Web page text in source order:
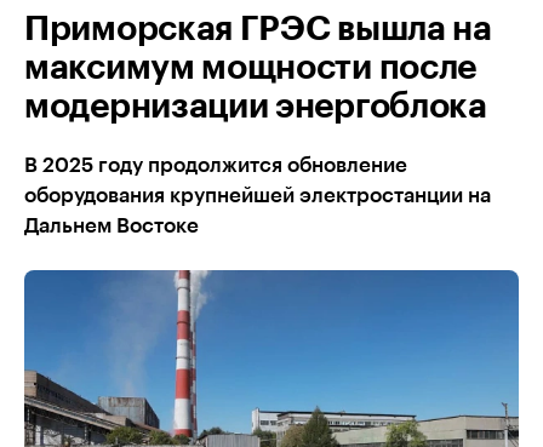
Приморская ГРЭС вышла на
максимум мощности после
модернизации энергоблока
В 2025 году продолжится обновление
оборудования крупнейшей электростанции на
Дальнем Востоке